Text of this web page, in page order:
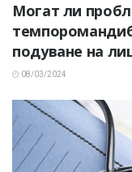
Могат ли
подуване на
08/03/2024